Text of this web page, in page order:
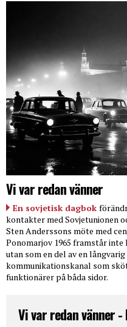
Vi var redan vänner
En sovjetisk dagbok
kontakter med Sovjetunionen
Sten Anderssons möte med
Ponomarjov 1965 framstår
utan som en del av en
kommunikationskanal som
funktionärer på båda sidor.
Vi var redan vänner